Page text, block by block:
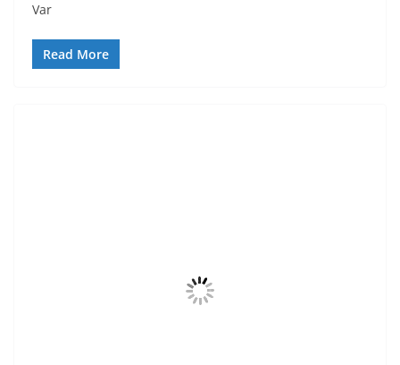
Var
Read More